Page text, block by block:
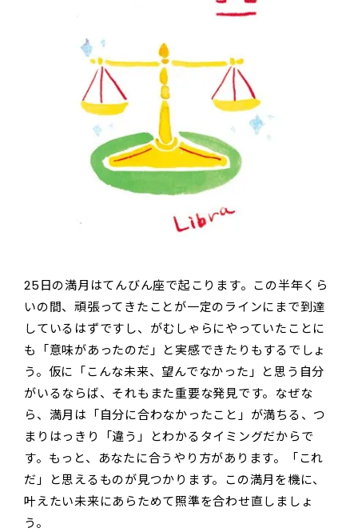
25日の満月はてんびん座で起こります。この半年くら
いの間、頑張ってきたことが一定のラインにまで到達
しているはずですし、がむしゃらにやっていたことに
も「意味があったのだ」と実感できたりもするでしょ
う。仮に「こんな未来、望んでなかった」と思う自分
がいるならば、それもまた重要な発見です。なぜな
ら、満月は「自分に合わなかったこと」が満ちる、つ
まりはっきり「違う」とわかるタイミングだからで
す。もっと、あなたに合うやり方があります。「これ
だ」と思えるものが見つかります。この満月を機に、
叶えたい未来にあらためて照準を合わせ直しましょ
う。